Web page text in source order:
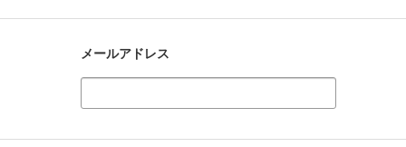
メールアドレス